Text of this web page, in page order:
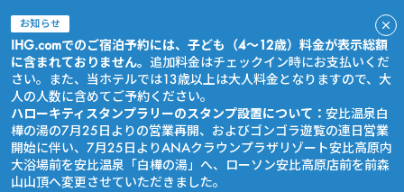
お知らせ
IHG.comでのご宿泊予約には、子ども（4～12歳）料金が表示総額
に含まれておりません。 追加料金はチェックイン時にお支払いくだ
さい。また、当ホテルでは13歳以上は大人料金となりますので、大
人の人数に含めてご予約ください。
ハローキティスタンプラリーのスタンプ設置について： 安比温泉白
樺の湯の7月25日よりの営業再開、およびゴンゴラ遊覧の連日営業
開始に伴い、7月25日よりANAクラウンプラザリゾート安比高原内
大浴場前を安比温泉「白樺の湯」へ、ローソン安比高原店前を前森
山山頂へ変更させていただきました。